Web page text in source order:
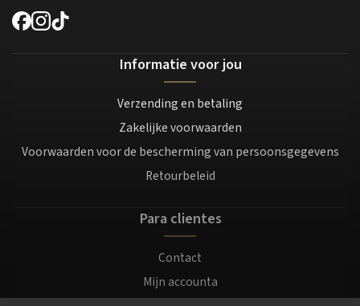
Informatie voor jou
Verzending en betaling
Zakelijke voorwaarden
Voorwaarden voor de bescherming van persoonsgegevens
Retourbeleid
Para clientes
Contact
Mijn accounta